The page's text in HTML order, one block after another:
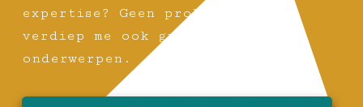
expertise? Geen probleem, ik
verdiep me ook graag in andere
onderwerpen.